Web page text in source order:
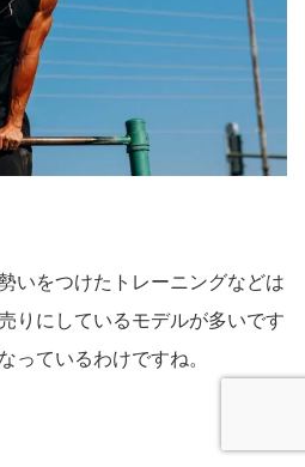
いをつけたトレーニングなどは
りにしているモデルが多いです
っているわけですね。